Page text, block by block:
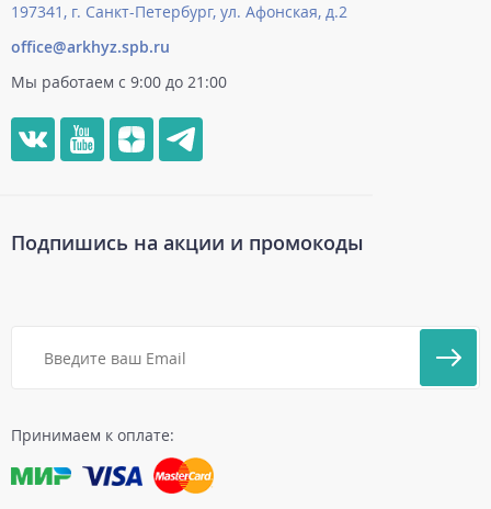
197341, г. Санкт-Петербург, ул. Афонская, д.2
office@arkhyz.spb.ru
Мы работаем с 9:00 до 21:00
Принимаем к оплате:
Подпишись на акции и промокоды